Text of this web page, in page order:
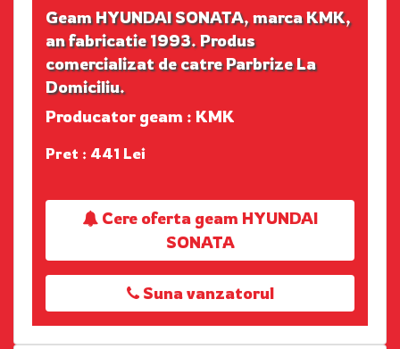
Geam HYUNDAI SONATA, marca KMK,
an fabricatie 1993. Produs
comercializat de catre Parbrize La
Domiciliu.
Producator geam : KMK
Pret : 441 Lei
Cere oferta geam HYUNDAI
SONATA
Suna vanzatorul